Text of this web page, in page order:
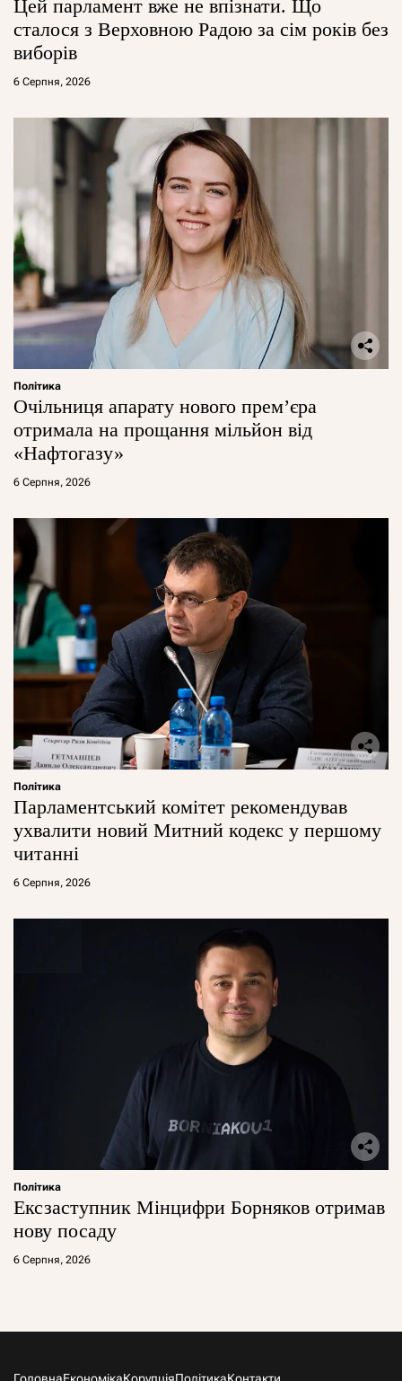
Цей парламент вже не впізнати. Що
сталося з Верховною Радою за сім років без
виборів
6 Серпня, 2026
Політика
Очільниця апарату нового прем’єра
отримала на прощання мільйон від
«Нафтогазу»
6 Серпня, 2026
Політика
Парламентський комітет рекомендував
ухвалити новий Митний кодекс у першому
читанні
6 Серпня, 2026
Політика
Ексзаступник Мінцифри Борняков отримав
нову посаду
6 Серпня, 2026
ГоловнаЕкономікаКорупціяПолітикаКонтакти